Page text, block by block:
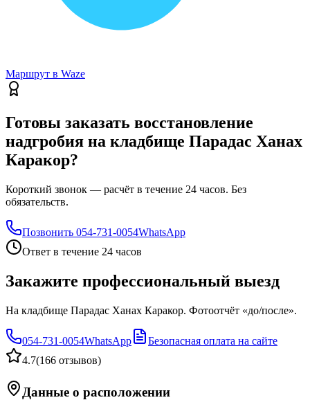
Маршрут в Waze
Готовы заказать восстановление
надгробия на кладбище Парадас Ханах
Каракор?
Короткий звонок — расчёт в течение 24 часов. Без
обязательств.
Позвонить 054-731-0054WhatsApp
Ответ в течение 24 часов
Закажите профессиональный выезд
На кладбище Парадас Ханах Каракор. Фотоотчёт «до/после».
054-731-0054WhatsApp
Безопасная оплата на сайте
4.7(166 отзывов)
Данные о расположении